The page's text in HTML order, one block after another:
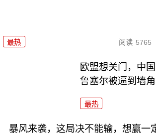
最热 阅读 5765
欧盟想关门，中
鲁塞尔被逼到墙角
最热
暴风来袭，这局决不能输，想赢一